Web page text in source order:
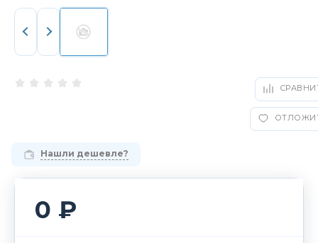
Нашли дешевле?
0 ₽